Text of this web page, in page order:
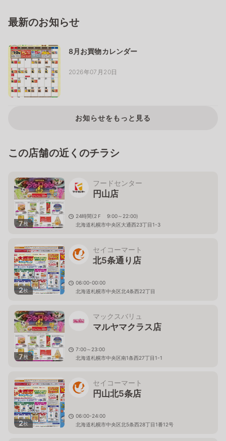
最新のお知らせ
8月お買物カレンダー
2026年07月20日
お知らせをもっと見る
この店舗の近くのチラシ
7枚
フードセンター
円山店
24時間(2Ｆ 9:00～22:00)
北海道札幌市中央区大通西23丁目1-3
2枚
セイコーマート
北5条通り店
06:00-00:00
北海道札幌市中央区北4条西22丁目
7枚
マックスバリュ
マルヤマクラス店
7:00～23:00
北海道札幌市中央区南1条西27丁目1-1
2枚
セイコーマート
円山北5条店
06:00-24:00
北海道札幌市中央区北5条西28丁目1番12号